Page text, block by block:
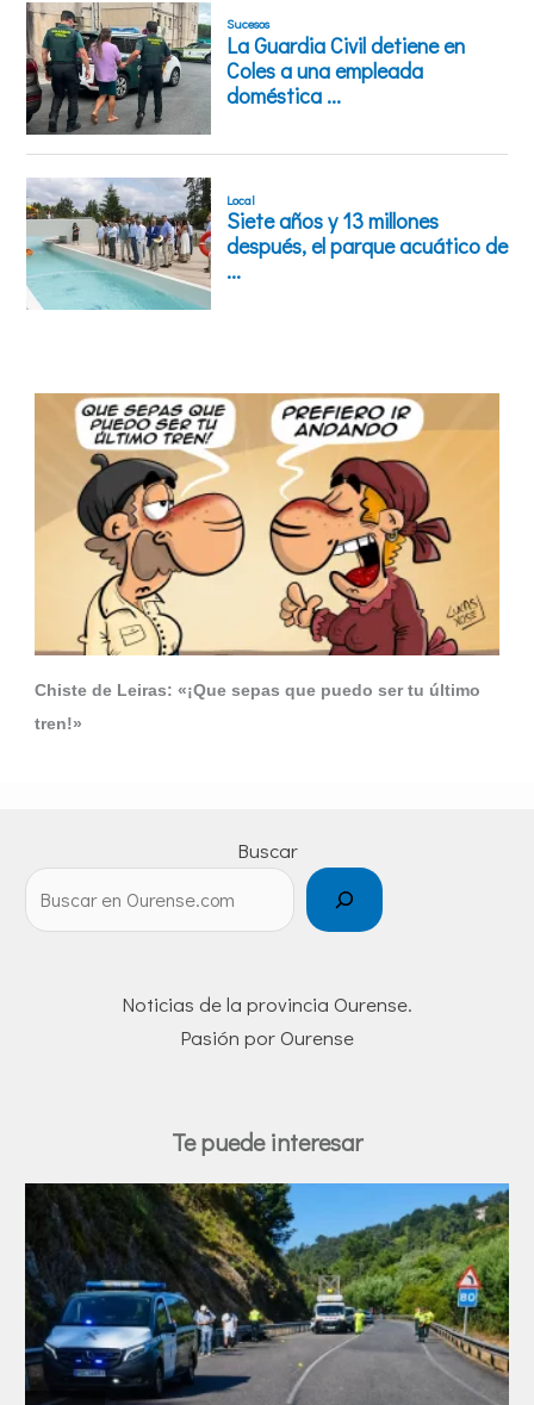
Chiste de Leiras: «¡Que sepas que puedo ser tu último
tren!»
Buscar
Noticias de la provincia Ourense.
Pasión por Ourense
Te puede interesar